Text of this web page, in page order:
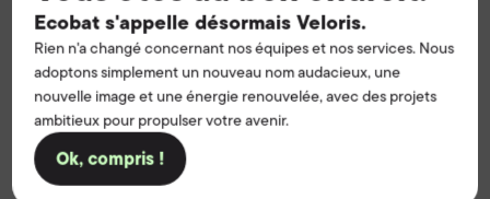
Ecobat s'appelle désormais Veloris.
Rien n'a changé concernant nos équipes et nos services. Nous
adoptons simplement un nouveau nom audacieux, une
nouvelle image et une énergie renouvelée, avec des projets
ambitieux pour propulser votre avenir.
Ok, compris !
• Recyclage des piles
• Prix compétitifs
• Batteries au lithium et chargeurs disponibles
• Forfaits de location à long terme